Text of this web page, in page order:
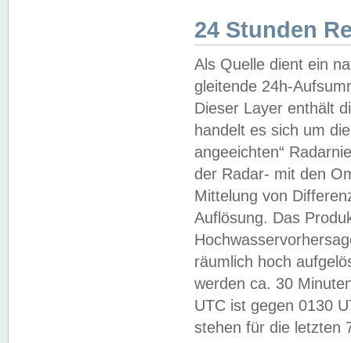
24 Stunden
Als Quelle dient ein
gleitende 24h-
Dieser Layer enthält
handelt es sich um
angeeichten“
der Radar- mit den
Mittelung von
Auflösung. Das
räumlich hoch
werden ca. 30
UTC ist gegen 0130
stehen für die letzten